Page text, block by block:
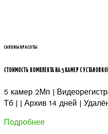
САЛОНЫ КРАСОТЫ
СТОИМОСТЬ КОМПЛЕКТА НА 5 КАМЕР С
5 камер 2Мп |
Тб | | Архив 14 дней |
Подробнее